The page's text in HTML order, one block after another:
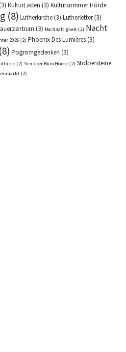
KulturLaden (3) Kultursommer Hörde
(8) Lutherkirche(3) Lutherletter(3)
(3) Nachhaltigkeit (2) Nacht
2026 (2) Phoenix Des Lumières(3)
(8) Pogromgedenken (3)
(2) SeniorenBüro Hörde (2) Stolpersteine
(2)